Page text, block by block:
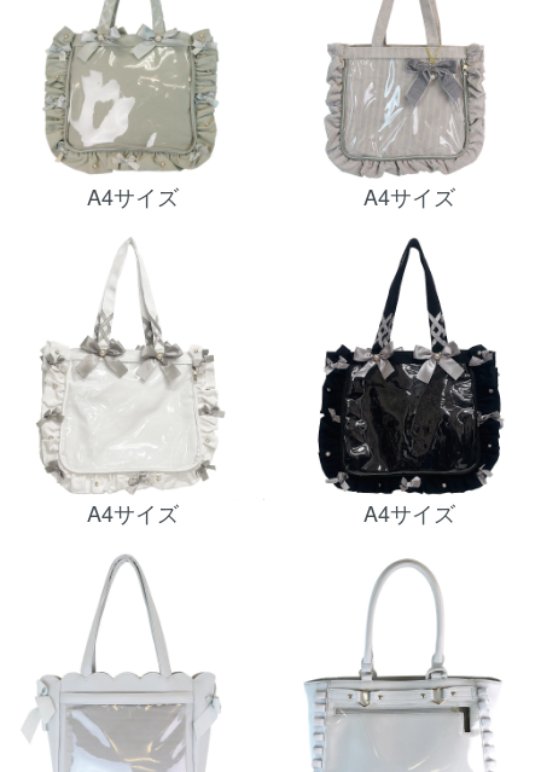
A4サイズ A4サイズ
A4サイズ A4サイズ